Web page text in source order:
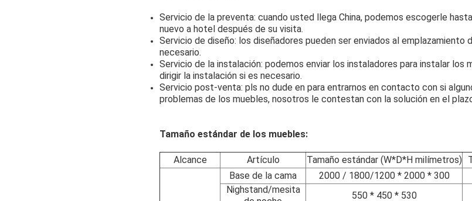
Servicio de la preventa: cuando usted llega China, podemos escogerle
nuevo a hotel después de su visita.
Servicio de diseño: los diseñadores pueden ser enviados al emplazamiento
necesario.
Servicio de la instalación: podemos enviar los instaladores para instalar los
dirigir la instalación si es necesario.
Servicio post-venta: pls no dude en para entrarnos en contacto con si
problemas de los muebles, nosotros le contestan con la solución en el
Tamaño estándar de los muebles:
Alcance Artículo Tamaño estándar (W*D*H milímetros)
Base de la cama 2000 / 1800/1200 * 2000 * 300
Nighstand/mesita
550 * 450 * 530